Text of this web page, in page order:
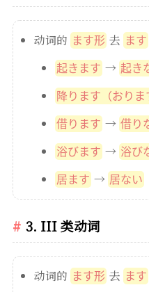
动词的 ます形 去 ます
起きます → 起き
降ります（おりま
借ります → 借り
浴びます → 浴び
居ます → 居ない
3. III 类动词
动词的 ます形 去 ます